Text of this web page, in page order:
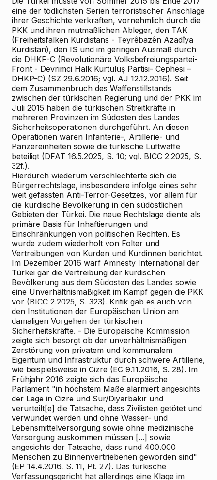
eine der tödlichsten Serien terroristischer Anschläge
ihrer Geschichte verkraften, vornehmlich durch die
PKK und ihren mutmaßlichen Ableger, den TAK
(Freiheitsfalken Kurdistans - Teyrêbazên Azadîya
Kurdistan), den IS und im geringen Ausmaß durch
die DHKP-C (Revolutionäre Volksbefreiungspartei-
Front - Devrimci Halk Kurtuluş Partisi- Cephesi –
DHKP-C) (SZ 29.6.2016; vgl. AJ 12.12.2016). Seit
dem Zusammenbruch des Waffenstillstands
zwischen der türkischen Regierung und der PKK im
Juli 2015 haben die türkischen Streitkräfte in
mehreren Provinzen im Südosten des Landes
Sicherheitsoperationen durchgeführt. An diesen
Operationen waren Infanterie-, Artillerie- und
Panzereinheiten sowie die türkische Luftwaffe
beteiligt (DFAT 16.5.2025, S. 10; vgl. BICC 2.2025, S.
32f.).
Hierdurch wiederum verschlechterte sich die
Bürgerrechtslage, insbesondere infolge eines sehr
weit gefassten Anti-Terror-Gesetzes, vor allem für
die kurdische Bevölkerung in den südöstlichen
Gebieten der Türkei. Die neue Rechtslage diente als
primäre Basis für Inhaftierungen und
Einschränkungen von politischen Rechten. Es
wurde zudem wiederholt von Folter und
Vertreibungen von Kurden und Kurdinnen berichtet.
Im Dezember 2016 warf Amnesty International der
Türkei gar die Vertreibung der kurdischen
Bevölkerung aus dem Südosten des Landes sowie
eine Unverhältnismäßigkeit im Kampf gegen die PKK
vor (BICC 2.2025, S. 323). Kritik gab es auch von
den Institutionen der Europäischen Union am
damaligen Vorgehen der türkischen
Sicherheitskräfte. - Die Europäische Kommission
zeigte sich besorgt ob der unverhältnismäßigen
Zerstörung von privatem und kommunalem
Eigentum und Infrastruktur durch schwere Artillerie,
wie beispielsweise in Cizre (EC 9.11.2016, S. 28). Im
Frühjahr 2016 zeigte sich das Europäische
Parlament "in höchstem Maße alarmiert angesichts
der Lage in Cizre und Sur/Diyarbakır und
verurteilt[e] die Tatsache, dass Zivilisten getötet und
verwundet werden und ohne Wasser- und
Lebensmittelversorgung sowie ohne medizinische
Versorgung auskommen müssen [...] sowie
angesichts der Tatsache, dass rund 400.000
Menschen zu Binnenvertriebenen geworden sind"
(EP 14.4.2016, S. 11, Pt. 27). Das türkische
Verfassungsgericht hat allerdings eine Klage im